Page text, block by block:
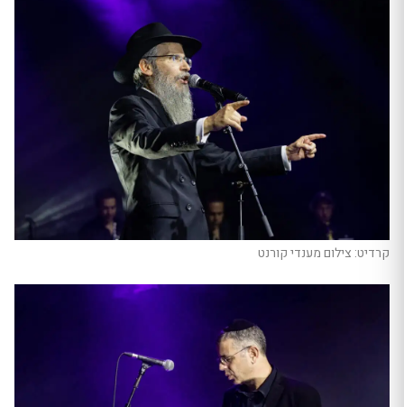
קרדיט: צילום מענדי קורנט